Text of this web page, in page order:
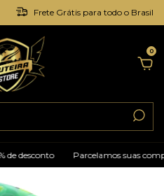
Frete Grátis para todo o Brasil
0
desconto Parcelamos suas